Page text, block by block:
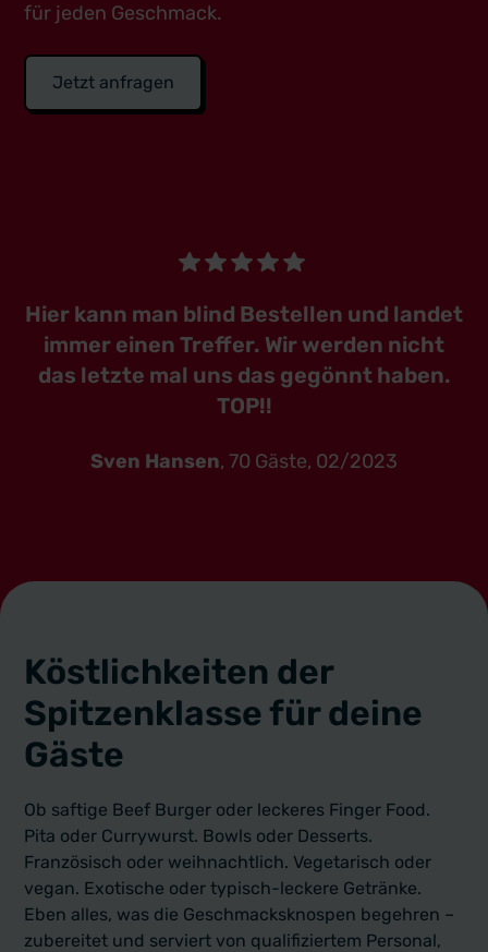
für jeden Geschmack.
Jetzt anfragen
Hier kann man blind Bestellen und landet
immer einen Treffer. Wir werden nicht
das letzte mal uns das gegönnt haben.
TOP!!
Sven Hansen, 70 Gäste, 02/2023
Köstlichkeiten der
Spitzenklasse für deine
Gäste
Ob saftige Beef Burger oder leckeres Finger Food.
Pita oder Currywurst. Bowls oder Desserts.
Französisch oder weihnachtlich. Vegetarisch oder
vegan. Exotische oder typisch-leckere Getränke.
Eben alles, was die Geschmacksknospen begehren –
zubereitet und serviert von qualifiziertem Personal,